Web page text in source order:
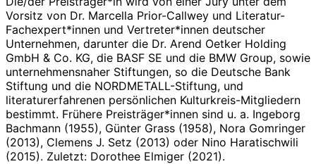
Vorsitz von Dr. Marcella Prior-Callwey und Literatur-
Fachexpert*innen und Vertreter*innen deutscher
Unternehmen, darunter die Dr. Arend Oetker Holding
GmbH & Co. KG, die BASF SE und die BMW Group, sowie
unternehmensnaher Stiftungen, so die Deutsche Bank
Stiftung und die NORDMETALL-Stiftung, und
literaturerfahrenen persönlichen Kulturkreis-Mitgliedern
bestimmt. Frühere Preisträger*innen sind u. a. Ingeborg
Bachmann (1955), Günter Grass (1958), Nora Gomringer
(2013), Clemens J. Setz (2013) oder Nino Haratischwili
(2015). Zuletzt: Dorothee Elmiger (2021).